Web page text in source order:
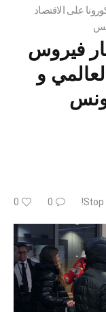
على الاقتصاد
فيروس
و
Stop!
0
0